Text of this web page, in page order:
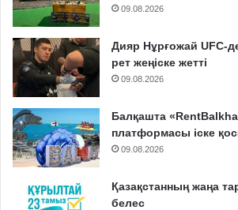
09.08.2026
Дияр Нұрғожай UFC-
рет жеңіске жетті
09.08.2026
Балқашта
платформасы іске
09.08.2026
Қазақстанның жаңа
белес